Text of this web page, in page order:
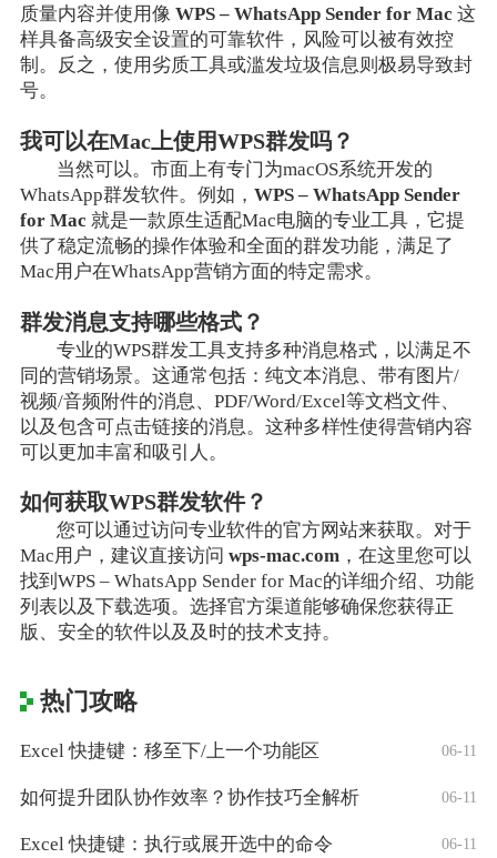
质量内容并使用像 WPS – WhatsApp Sender for Mac 这
样具备高级安全设置的可靠软件，风险可以被有效控
制。反之，使用劣质工具或滥发垃圾信息则极易导致封
号。
我可以在Mac上使用WPS群发吗？
当然可以。市面上有专门为macOS系统开发的
WhatsApp群发软件。例如， WPS – WhatsApp Sender
for Mac 就是一款原生适配Mac电脑的专业工具，它提
供了稳定流畅的操作体验和全面的群发功能，满足了
Mac用户在WhatsApp营销方面的特定需求。
群发消息支持哪些格式？
专业的WPS群发工具支持多种消息格式，以满足不
同的营销场景。这通常包括：纯文本消息、带有图片/
视频/音频附件的消息、PDF/Word/Excel等文档文件、
以及包含可点击链接的消息。这种多样性使得营销内容
可以更加丰富和吸引人。
如何获取WPS群发软件？
您可以通过访问专业软件的官方网站来获取。对于
Mac用户，建议直接访问 wps-mac.com，在这里您可以
找到WPS – WhatsApp Sender for Mac的详细介绍、功能
列表以及下载选项。选择官方渠道能够确保您获得正
版、安全的软件以及及时的技术支持。
热门攻略
Excel 快捷键：移至下/上一个功能区 06-11
如何提升团队协作效率？协作技巧全解析 06-11
Excel 快捷键：执行或展开选中的命令 06-11